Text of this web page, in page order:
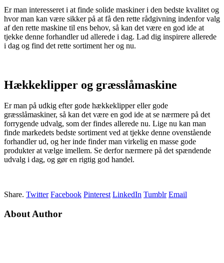
Er man interesseret i at finde solide maskiner i den bedste kvalitet og
hvor man kan være sikker på at få den rette rådgivning indenfor valg
af den rette maskine til ens behov, så kan det være en god ide at
tjekke denne forhandler ud allerede i dag. Lad dig inspirere allerede
i dag og find det rette sortiment her og nu.
Hækkeklipper og græsslåmaskine
Er man på udkig efter gode hækkeklipper eller gode
græsslåmaskiner, så kan det være en god ide at se nærmere på det
forrygende udvalg, som der findes allerede nu. Lige nu kan man
finde markedets bedste sortiment ved at tjekke denne ovenstående
forhandler ud, og her inde finder man virkelig en masse gode
produkter at vælge imellem. Se derfor nærmere på det spændende
udvalg i dag, og gør en rigtig god handel.
Share. Twitter Facebook Pinterest LinkedIn Tumblr Email
About Author